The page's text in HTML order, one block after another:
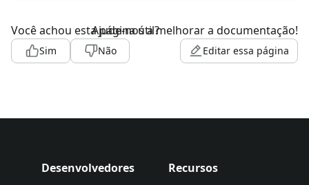
Você achou esta página útil?
Sim Não
Ajude-nos a melhorar a documentação!
Editar essa página
Desenvolvedores Recursos